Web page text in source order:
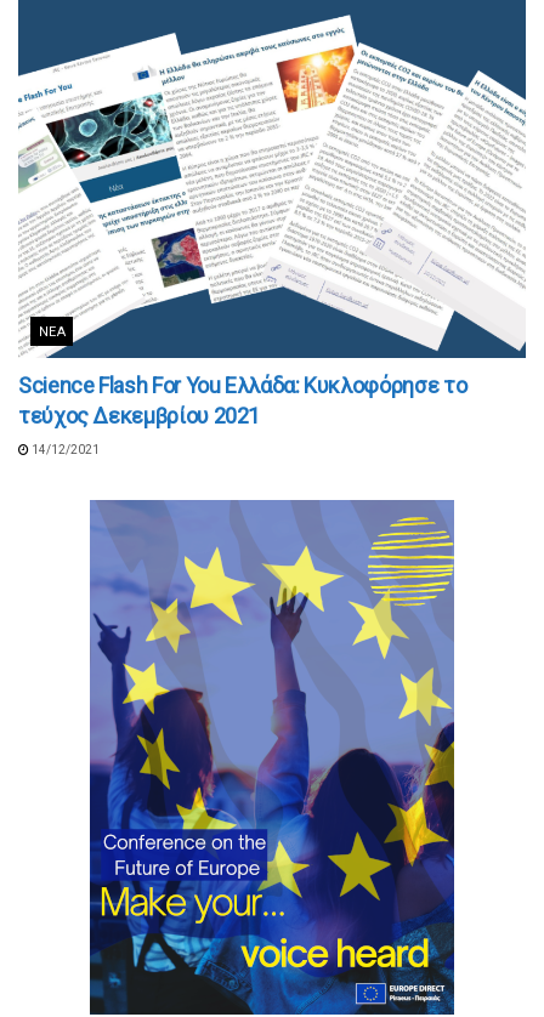
ΝΈΑ
Science Flash For You Ελλάδα: Κυκλοφόρησε το
τεύχος Δεκεμβρίου 2021
14/12/2021